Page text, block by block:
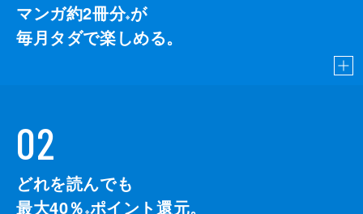
マンガ約2冊分※が
毎月タダで楽しめる。
02
どれを読んでも
最大40％ ※ポイント還元。